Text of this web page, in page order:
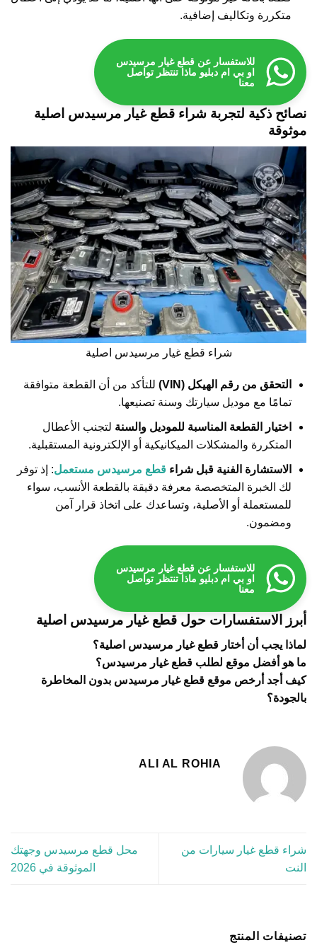
متكررة وتكاليف إضافية.
للاستفسار عن قطع غيار مرسيدس
او بي ام دبليو ماذا تنتظر تواصل
معنا
نصائح ذكية لتجربة شراء قطع غيار مرسيدس اصلية
موثوقة
شراء قطع غيار مرسيدس اصلية
التحقق من رقم الهيكل (VIN)
للتأكد من أن القطعة متوافقة
تمامًا مع موديل سيارتك وسنة تصنيعها.
اختيار القطعة المناسبة للموديل والسنة لتجنب الأعطال
المتكررة والمشكلات الميكانيكية أو الإلكترونية المستقبلية.
الاستشارة الفنية قبل شراء قطع مرسيدس مستعمل: إذ توفر
لك الخبرة المتخصصة معرفة دقيقة بالقطعة الأنسب، سواء
للمستعملة أو الأصلية، وتساعدك على اتخاذ قرار آمن
ومضمون.
للاستفسار عن قطع غيار مرسيدس
او بي ام دبليو ماذا تنتظر تواصل
معنا
أبرز الاستفسارات حول قطع غيار مرسيدس اصلية
لماذا يجب أن أختار قطع غيار مرسيدس اصلية؟
ما هو أفضل موقع لطلب قطع غيار مرسيدس؟
كيف أجد أرخص موقع قطع غيار مرسيدس بدون المخاطرة
بالجودة؟
ALI AL ROHIA
شراء قطع غيار سيارات من
النت
محل قطع مرسيدس وجهتك
الموثوقة في 2026
تصنيفات المنتج